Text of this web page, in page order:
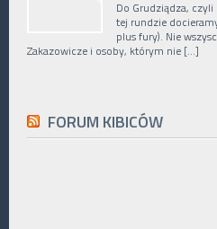
Do Grudziądza,
tej rundzie
plus fury). Nie
Zakazowicze i osoby, którym nie […]
FORUM KIBICÓW